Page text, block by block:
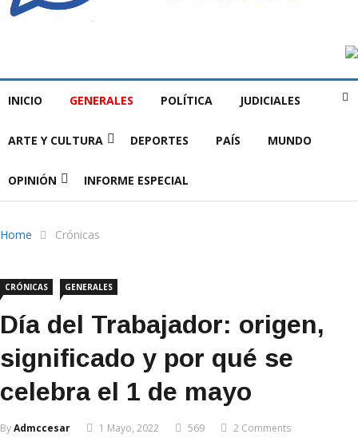
INICIO GENERALES POLÍTICA JUDICIALES
ARTE Y CULTURA DEPORTES PAÍS MUNDO
OPINIÓN INFORME ESPECIAL
Home Crónicas
CRÓNICAS GENERALES
Día del Trabajador: origen,
significado y por qué se
celebra el 1 de mayo
ByAdmccesar 1 Mayo, 2022 569 2 Comments